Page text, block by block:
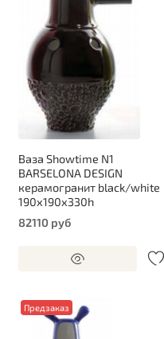
Ваза Showtime N1
BARSELONA DESIGN
керамогранит black/white
190х190х330h
82110 руб
Предзаказ